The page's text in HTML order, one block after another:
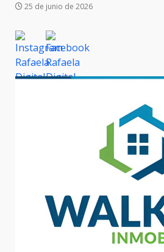
25 de junio de 2026